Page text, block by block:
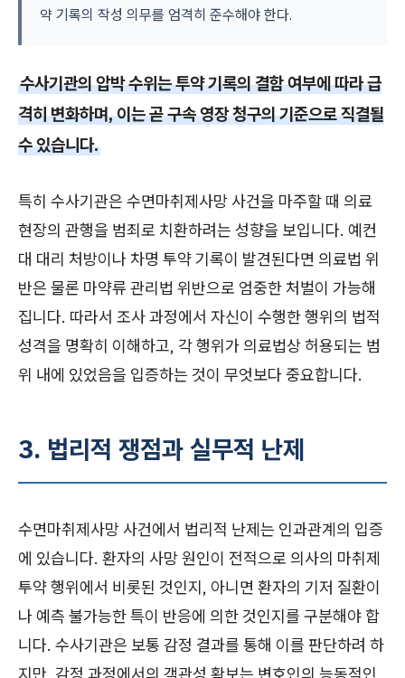
약 기록의 작성 의무를 엄격히 준수해야 한다.
수사기관의 압박 수위는 투약 기록의 결함 여부에 따라 급
격히 변화하며, 이는 곧 구속 영장 청구의 기준으로 직결될
수 있습니다.
특히 수사기관은 수면마취제사망 사건을 마주할 때 의료
현장의 관행을 범죄로 치환하려는 성향을 보입니다. 예컨
대 대리 처방이나 차명 투약 기록이 발견된다면 의료법 위
반은 물론 마약류 관리법 위반으로 엄중한 처벌이 가능해
집니다. 따라서 조사 과정에서 자신이 수행한 행위의 법적
성격을 명확히 이해하고, 각 행위가 의료법상 허용되는 범
위 내에 있었음을 입증하는 것이 무엇보다 중요합니다.
3. 법리적 쟁점과 실무적 난제
수면마취제사망 사건에서 법리적 난제는 인과관계의 입증
에 있습니다. 환자의 사망 원인이 전적으로 의사의 마취제
투약 행위에서 비롯된 것인지, 아니면 환자의 기저 질환이
나 예측 불가능한 특이 반응에 의한 것인지를 구분해야 합
니다. 수사기관은 보통 감정 결과를 통해 이를 판단하려 하